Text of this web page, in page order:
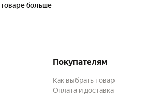
больше
Покупателям
Как выбрать товар
Оплата и доставка